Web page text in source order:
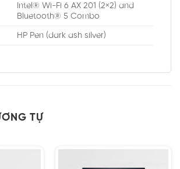
Intel® Wi-Fi 6 AX 201 (2×2) and
Bluetooth® 5 Combo
HP Pen (dark ash silver)
TỰ